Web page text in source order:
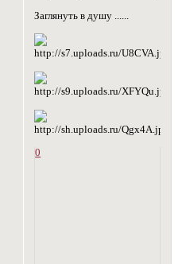
Заглянуть в душу ......
0